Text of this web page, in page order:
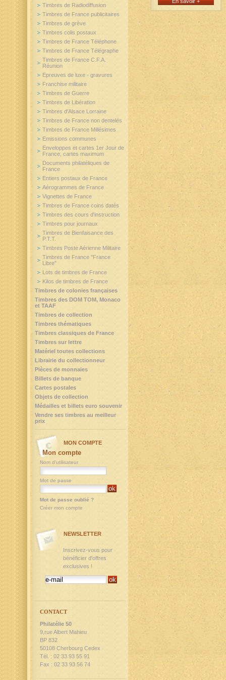
Timbres de Radiodiffusion
Timbres de France publicitaires
Timbres de grève
Timbres colis postaux
Timbres de France Téléphone
Timbres de France Télégraphe
Timbres de France C.F.A.
Réunion
Epreuves de luxe - gravures
Franchise militaire
Timbres de Guerre
Timbres de Libération
Timbres d'Alsace Lorraine
Timbres de France non dentelés
Timbres de France Millésimes
Emissions communes
Enveloppes et cartes 1er Jour de
France, cartes maximum
Documents philatéliques de
France
Entiers postaux de France
Aérogrammes de France
Vignettes de France
Timbres de France coins datés
Timbres des cours d'instruction
Timbres pour journaux
Timbres de Bienfaisance des
P.T.T.
Timbres Poste Aérienne Militaire
Timbres de France "France
Libre"
Lots de timbres de France
Kilos de timbres de France
Timbres de colonies françaises
Timbres des DOM TOM, Monaco
et TAAF
Timbres de collection
Timbres thématiques
Timbres classiques de France
Timbres sur lettre
Matériel toutes collections
Librairie du collectionneur
Pièces de monnaies
Billets de banque
Cartes postales
Objets de collection
Médailles et billets euro souvenir
Vendre ses timbres au meilleur
prix
MON COMPTE
Mon compte
Nom d'utilisateur
Mot de passe
Mot de passe oublié ?
Créer mon compte
NEWSLETTER
Inscrivez-vous pour
bénéficier d'offres
exclusives !
CONTACT
Philatélie 50
9,rue Albert Mahieu
BP 832
50108 Cherbourg Cedex
Tél. : 02 33 93 55 91
Fax : 02 33 93 56 74